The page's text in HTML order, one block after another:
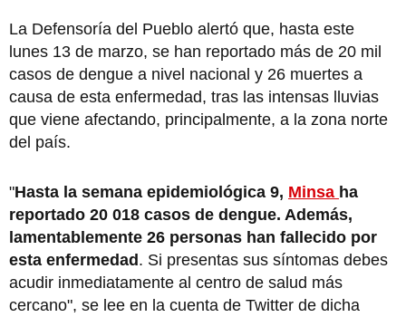
La Defensoría del Pueblo alertó que, hasta este
lunes 13 de marzo, se han reportado más de 20 mil
casos de dengue a nivel nacional y 26 muertes a
causa de esta enfermedad, tras las intensas lluvias
que viene afectando, principalmente, a la zona norte
del país.
"Hasta la semana epidemiológica 9, Minsa ha
reportado 20 018 casos de dengue. Además,
lamentablemente 26 personas han fallecido por
esta enfermedad. Si presentas sus síntomas debes
acudir inmediatamente al centro de salud más
cercano", se lee en la cuenta de Twitter de dicha